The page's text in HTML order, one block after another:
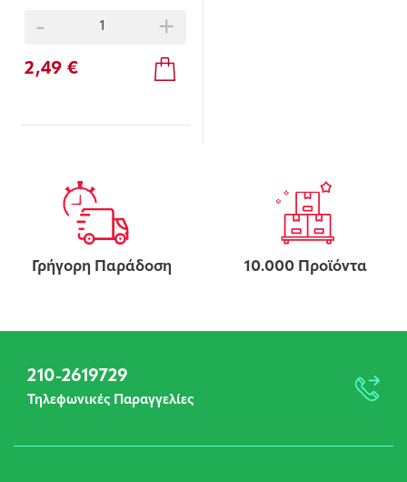
- +
2,49 €
Γρήγορη Παράδοση 10.000 Προϊόντα
210-2619729
Τηλεφωνικές Παραγγελίες